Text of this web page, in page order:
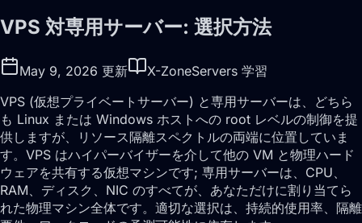
VPS 対専用サーバー: 選択方法
May 9, 2026 更新
X-ZoneServers 学習
VPS (仮想プライベートサーバー) と専用サーバーは、どちら
も Linux または Windows ホストへの root レベルの制御を提
供しますが、リソース隔離スペクトルの両端に位置していま
す。VPS はハイパーバイザーを介して他の VM と物理ハード
ウェアを共有する仮想マシンです; 専用サーバーは、CPU、
RAM、ディスク、NIC のすべてが、あなただけに割り当てら
れた物理マシン全体です。適切な選択は、持続的使用率、隔離